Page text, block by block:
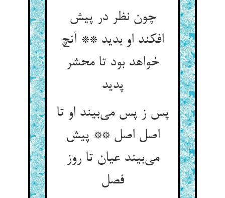
چون نظر در پیش
افکند او بدید ** آنچ
خواهد بود تا محشر
پدید
پس ز پس می‌بیند او تا
اصل اصل ** پیش
می‌بیند عیان تا روز
فصل